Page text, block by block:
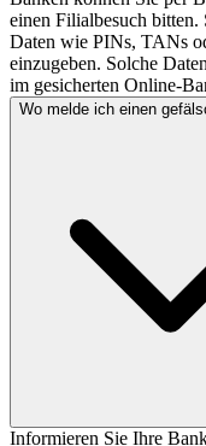
einen Filialbesuch bitten.
Daten wie PINs, TANs
einzugeben. Solche
im gesicherten Online-
Wo melde ich einen
Informieren Sie Ihre